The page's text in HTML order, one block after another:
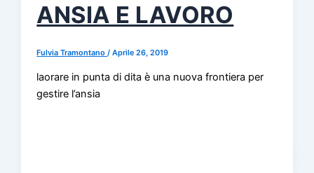
ANSIA E LAVORO
Fulvia Tramontano/Aprile 26, 2019
laorare in punta di dita è una nuova frontiera per
gestire l’ansia